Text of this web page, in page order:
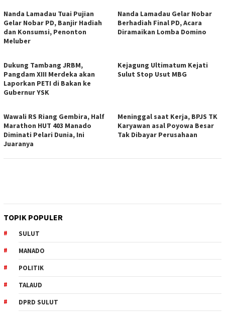
Nanda Lamadau Tuai Pujian
Gelar Nobar PD, Banjir Hadiah
dan Konsumsi, Penonton
Meluber
Nanda Lamadau Gelar Nobar
Berhadiah Final PD, Acara
Diramaikan Lomba Domino
Dukung Tambang JRBM,
Pangdam XIII Merdeka akan
Laporkan PETI di Bakan ke
Gubernur YSK
Kejagung Ultimatum Kejati
Sulut Stop Usut MBG
Wawali RS Riang Gembira, Half
Marathon HUT 403 Manado
Diminati Pelari Dunia, Ini
Juaranya
Meninggal saat Kerja, BPJS TK
Karyawan asal Poyowa Besar
Tak Dibayar Perusahaan
TOPIK POPULER
SULUT
MANADO
POLITIK
TALAUD
DPRD SULUT